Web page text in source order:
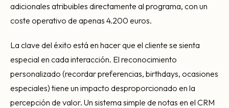
adicionales atribuibles directamente al programa, con un
coste operativo de apenas 4.200 euros.
La clave del éxito está en hacer que el cliente se sienta
especial en cada interacción. El reconocimiento
personalizado (recordar preferencias, birthdays, ocasiones
especiales) tiene un impacto desproporcionado en la
percepción de valor. Un sistema simple de notas en el CRM